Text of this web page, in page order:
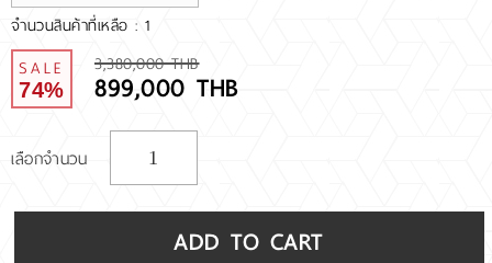
จำนวนสินค้าที่เหลือ : 1
SALE
74%
3,380,000 THB
899,000 THB
เลือกจำนวน
ADD TO CART